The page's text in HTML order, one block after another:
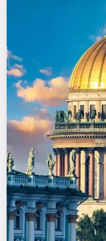
Спорт
События
Города
Площадки
Артисты
Рейтинги